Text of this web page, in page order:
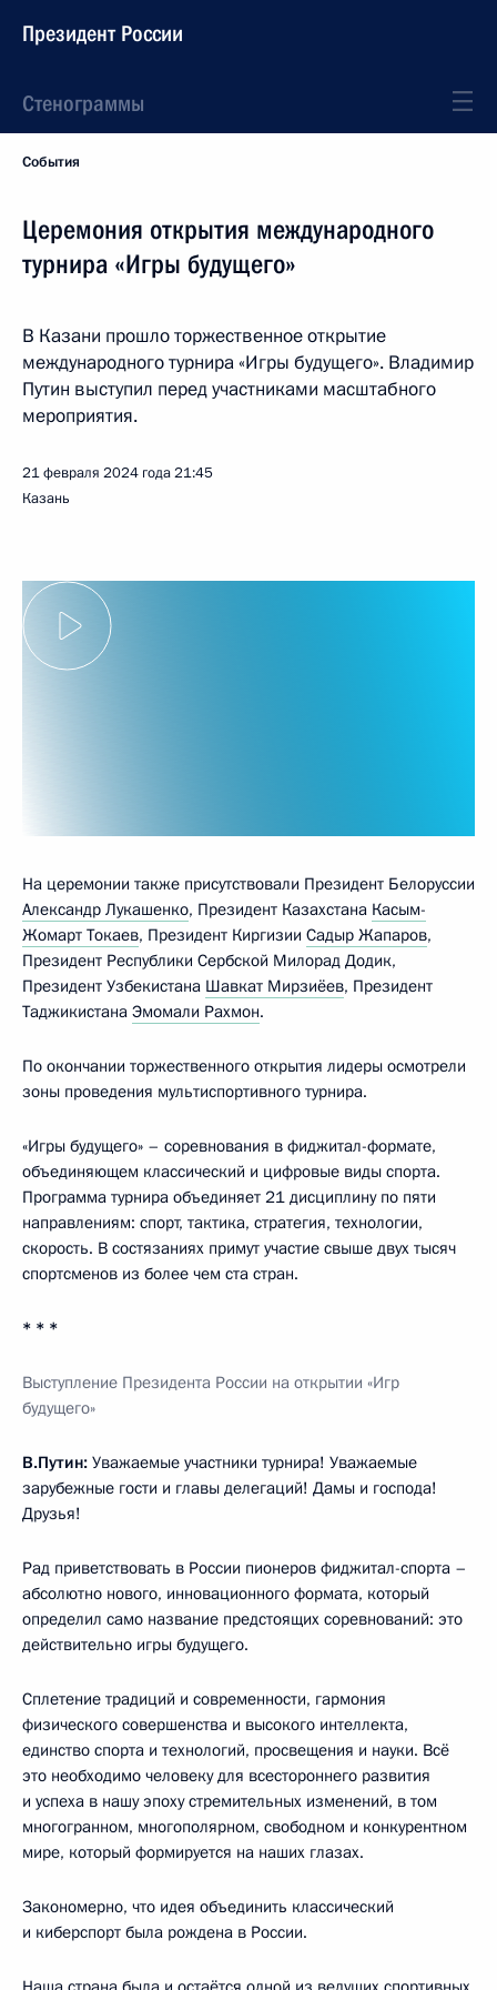
Президент России
Стенограммы
События
Церемония открытия международного
турнира «Игры будущего»
В Казани прошло торжественное открытие
международного турнира «Игры будущего». Владимир
Путин выступил перед участниками масштабного
мероприятия.
21 февраля 2024 года21:45
Казань
На церемонии также присутствовали Президент Белоруссии
Александр Лукашенко, Президент Казахстана Касым-
Жомарт Токаев, Президент Киргизии Садыр Жапаров,
Президент Республики Сербской Милорад Додик,
Президент Узбекистана Шавкат Мирзиёев, Президент
Таджикистана Эмомали Рахмон.
По окончании торжественного открытия лидеры осмотрели
зоны проведения мультиспортивного турнира.
«Игры будущего» – соревнования в фиджитал-формате,
объединяющем классический и цифровые виды спорта.
Программа турнира объединяет 21 дисциплину по пяти
направлениям: спорт, тактика, стратегия, технологии,
скорость. В состязаниях примут участие свыше двух тысяч
спортсменов из более чем ста стран.
* * *
Выступление Президента России на открытии «Игр
будущего»
В.Путин: Уважаемые участники турнира! Уважаемые
зарубежные гости и главы делегаций! Дамы и господа!
Друзья!
Рад приветствовать в России пионеров фиджитал-спорта –
абсолютно нового, инновационного формата, который
определил само название предстоящих соревнований: это
действительно игры будущего.
Сплетение традиций и современности, гармония
физического совершенства и высокого интеллекта,
единство спорта и технологий, просвещения и науки. Всё
это необходимо человеку для всестороннего развития
и успеха в нашу эпоху стремительных изменений, в том
многогранном, многополярном, свободном и конкурентном
мире, который формируется на наших глазах.
Закономерно, что идея объединить классический
и киберспорт была рождена в России.